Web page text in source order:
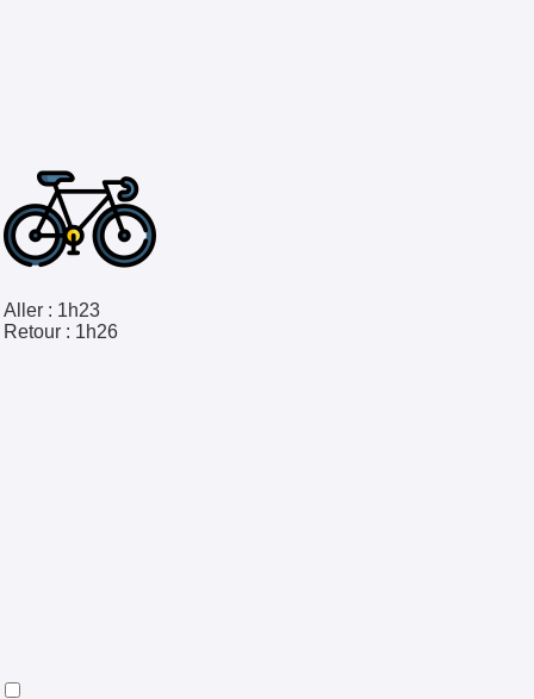
Aller : 1h23
Retour : 1h26